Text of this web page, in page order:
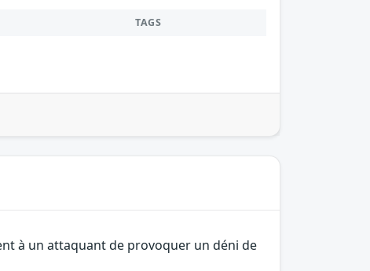
TAGS
à un attaquant de provoquer un déni de